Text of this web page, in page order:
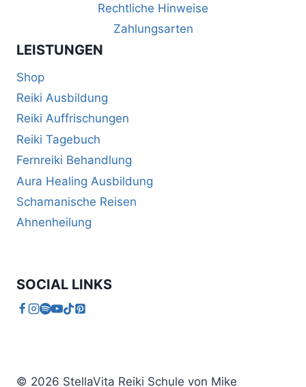
Rechtliche Hinweise
Zahlungsarten
LEISTUNGEN
Shop
Reiki Ausbildung
Reiki Auffrischungen
Reiki Tagebuch
Fernreiki Behandlung
Aura Healing Ausbildung
Schamanische Reisen
Ahnenheilung
SOCIAL LINKS
© 2026 StellaVita Reiki Schule von Mike